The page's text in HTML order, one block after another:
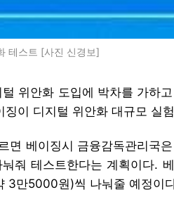
테스트 [사진 신경보]
위안화 도입에 박차를 가하
징이 디지털 위안화 대규모 실
면 베이징시 금융감독관리국
줘 테스트한다는 계획이다.
3만5000원)씩 나눠줄 예정이